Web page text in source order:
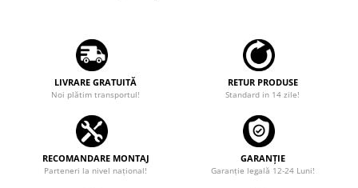
LIVRARE GRATUITĂ
Noi plătim transportul!
RETUR PRODUSE
Standard in 14 zile!
RECOMANDARE MONTAJ
Parteneri la nivel național!
GARANȚIE
Garanţie legală 12-24 Luni!